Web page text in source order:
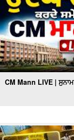
CM Mann LIVE |